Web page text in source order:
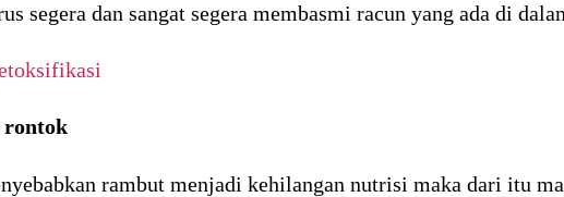
segera dan sangat segera membasmi racun yang ada di
rontok
rambut menjadi kehilangan nutrisi maka dari itu